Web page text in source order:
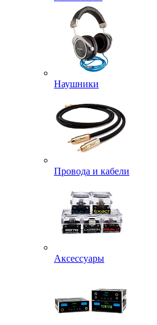
Наушники
Провода и кабели
Аксессуары